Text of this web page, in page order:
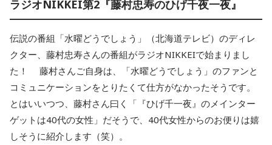
ラジオNIKKEI第2『藤村忠寿のひげ千夜一夜』
伝説の番組「水曜どうでしょう」（北海道テレビ）のディレ
クター、藤村忠寿さんの番組がラジオNIKKEIで始まりまし
た！ 藤村さんご自身は、「水曜どうでしょう」のファンと
コミュニケーションをとりたくて仕方がなかったそうです。
とはいいつつ、藤村さん曰く「『ひげ千一夜』のメインター
ゲットは40代の女性」だそうで、40代女性からのお便りは嬉
しそうに紹介します（笑）。